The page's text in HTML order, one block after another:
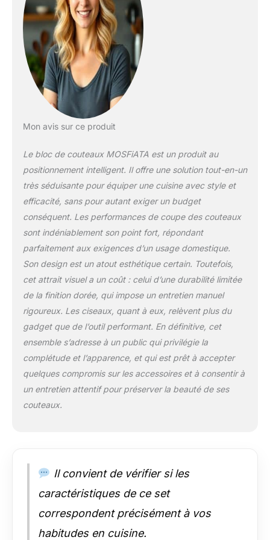
éplucher, couper et
préparer des fruits,
des légumes, de la
viande, du poisson,
etc. Ces couteaux
professionnels
seront votre
couteaux de chef est
haute résistance et à
haute rigidité. L'acier
inoxydable carboné
non confisqué a un
la corrosion et la
dégénérescence. Les
structures d'abattage
de précision ont une
meilleure résistance
du cône peut
augmenter la
stabilité, être
facilement poncé et
très tranchant.
Durabilité à long
terme et épaisseur de
courbe et angle de la
poignée du couteau
correspond au
La forme de la lame
vous apporte même
Mon avis sur ce produit
Le bloc de couteaux MOSFiATA est un produit au
positionnement intelligent. Il offre une solution tout-en-un
très séduisante pour équiper une cuisine avec style et
efficacité, sans pour autant exiger un budget
conséquent. Les performances de coupe des couteaux
sont indéniablement son point fort, répondant
parfaitement aux exigences d’un usage domestique.
Son design est un atout esthétique certain. Toutefois,
cet attrait visuel a un coût : celui d’une durabilité limitée
de la finition dorée, qui impose un entretien manuel
rigoureux. Les ciseaux, quant à eux, relèvent plus du
gadget que de l’outil performant. En définitive, cet
ensemble s’adresse à un public qui privilégie la
complétude et l’apparence, et qui est prêt à accepter
quelques compromis sur les accessoires et à consentir à
un entretien attentif pour préserver la beauté de ses
couteaux.
Il convient de vérifier si les
caractéristiques de ce set
correspondent précisément à vos
habitudes en cuisine.